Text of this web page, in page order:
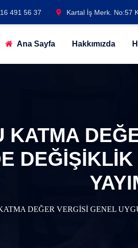
491 56 37 Kartal İş Merk. No:57
Ana Sayfa Hakkımızda
KATMA
DEĞER VERGİSİ GENEL